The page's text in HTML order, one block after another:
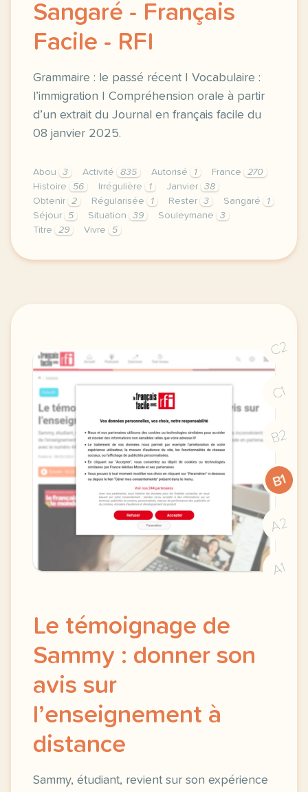
Sangaré - Français
Facile - RFI
Grammaire : le passé récent | Vocabulaire :
l’immigration | Compréhension orale à partir
d’un extrait du Journal en français facile du
08 janvier 2025.
Abou 3 Activité 835 Autorisé 1 France
270
Histoire
56 Irrégulière 1 Janvier
38
Obtenir
2 Régularisée 1 Rester 3 Sangaré
1
Séjour
5 Situation 39 Souleymane
3
Titre
29 Vivre 5
exercice a1 l histoire d abou sangare grammaire
C2
C1
B2
B1
A2
A1
Le témoignage de
Sammy : donner son
avis sur
l’enseignement à
distance
Sammy, étudiant, revient sur son expérience